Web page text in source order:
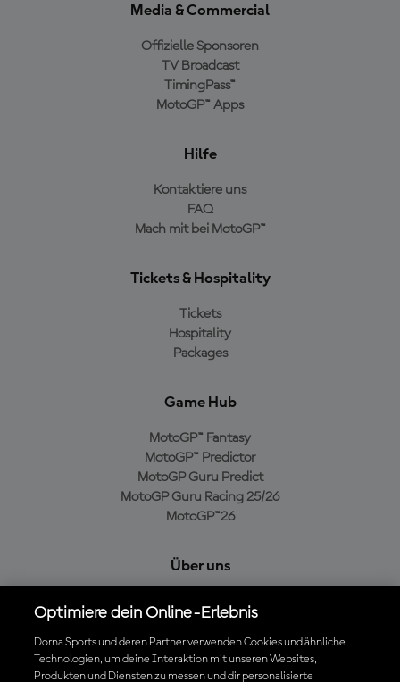
Media & Commercial
Offizielle Sponsoren
TV Broadcast
TimingPass™
MotoGP™ Apps
Hilfe
Kontaktiere uns
FAQ
Mach mit bei MotoGP™
Tickets & Hospitality
Tickets
Hospitality
Packages
Game Hub
MotoGP™ Fantasy
MotoGP™ Predictor
MotoGP Guru Predict
MotoGP Guru Racing 25/26
MotoGP™26
Über uns
Cookie-Richtlinien
Geschäftsbedingungen
Datenschutzrichtlinien
Optimiere dein Online-Erlebnis
Dorna Sports und deren Partner verwenden Cookies und ähnliche
Technologien, um deine Interaktion mit unseren Websites,
Produkten und Diensten zu messen und dir personalisierte